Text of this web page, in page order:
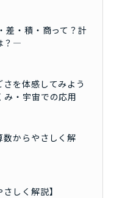
・積・商って？計
？―
さを体感してみよう
み・宇宙での応用
からやさしく解
しく解説】